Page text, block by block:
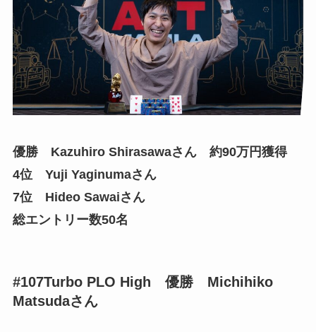
優勝 Kazuhiro Shirasawaさん 約90万円獲得
4位 Yuji Yaginumaさん
7位 Hideo Sawaiさん
総エントリー数50名
#107Turbo PLO High 優勝 Michihiko
Matsudaさん